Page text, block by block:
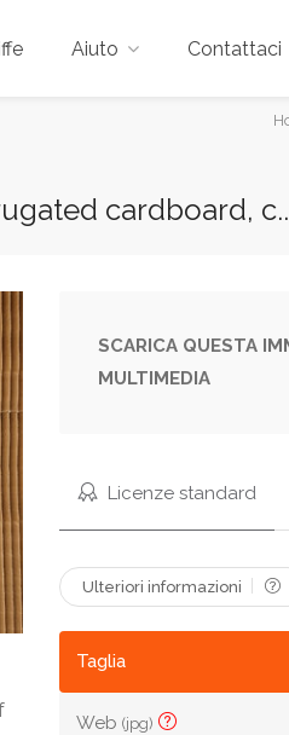
Aiuto Contattaci
cardboard,
SCARICA QUESTA
MULTIMEDIA
Licenze standard
Ulteriori informazioni
Taglia
Web(jpg)